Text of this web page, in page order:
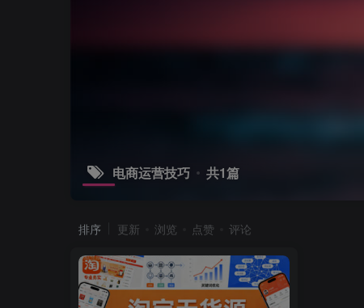
电商运营技巧 共1篇
排序 更新 浏览 点赞 评论